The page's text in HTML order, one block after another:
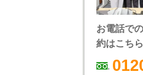
お電話で
約はこち